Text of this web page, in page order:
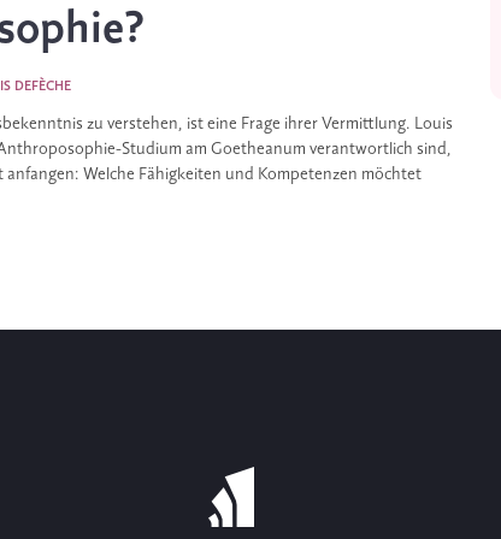
DEFÈCHE
zu verstehen, ist eine Frage ihrer Vermittlung. Louis
Studium am Goetheanum verantwortlich sind,
Welche Fähigkeiten und Kompetenzen möchtet